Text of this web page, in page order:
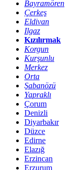
Bayramören
Çerkeş
Eldivan
Ilgaz
Kızılırmak
Korgun
Kurşunlu
Merkez
Orta
Şabanözü
Yapraklı
Çorum
Denizli
Diyarbakır
Düzce
Edirne
Elazığ
Erzincan
Erzurum